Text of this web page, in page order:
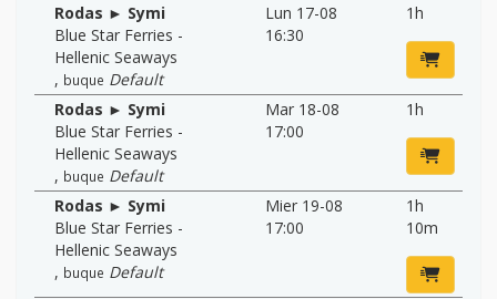
Rodas ► Symi
Blue Star Ferries -
Hellenic Seaways
, buque Default
Lun 17-08
16:30
1h
Rodas ► Symi
Blue Star Ferries -
Hellenic Seaways
, buque Default
Mar 18-08
17:00
1h
Rodas ► Symi
Blue Star Ferries -
Hellenic Seaways
, buque Default
Mier 19-08
17:00
1h
10m